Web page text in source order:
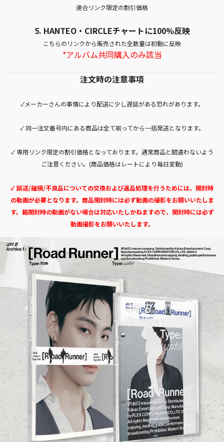
連合リンク限定の割引価格
5. HANTEO・CIRCLEチャートに100%反映
こちらのリンクから販売された全数量は初動に反映
*アルバム共同購入のみ該当
注文時の注意事項
✓メーカーさんの事情により配送に少し遅延がある恐れがあります。
✓ 同一注文番号内にある商品は全て揃ってから一括発送となります。
✓ 専用リンク限定の割引価格となっております。通常商品と間違わないよう
ご注意ください。(商品価格はレートにより毎日変動)
✓ 誤送/破損/不良品についての交換および返品処理を行うためには、開封時
の動画が必要となります。商品開封時には必ず動画の撮影をお願いいたしま
す。箱開封時の動画がない場合は対応いたしかねますので、開封時には必ず
動画撮影をお願いいたします。